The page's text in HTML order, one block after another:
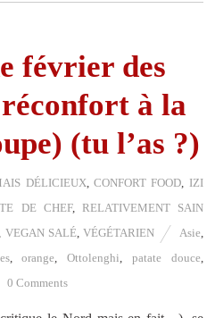
février des
à la
(tu l’as ?)
DÉLICIEUX CONFORT FOOD
IZI
DE CHEF, RELATIVEMENT SAIN
VEGAN SALÉ, VÉGÉTARIEN Asie
,orange ,Ottolenghi patate douce
0 Comments